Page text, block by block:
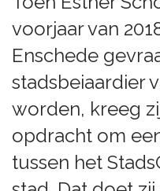
voorjaar van
Enschede
stadsbeiaardier
worden, kreeg
opdracht om
tussen het